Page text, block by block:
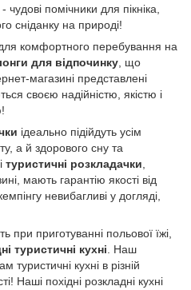
чудові помічники для пікніка,
сніданку на природі!
комфортного перебування на
для відпочинку, що
магазині представлені
своєю надійністю, якістю і
ідеально підійдуть усім
а й здорового сну та
туристичні розкладачки,
мають гарантію якості від
невибагливі у догляді,
при приготуванні польової їжі,
туристичні кухні. Наш
туристичні кухні в різній
Наші похідні розкладні кухні